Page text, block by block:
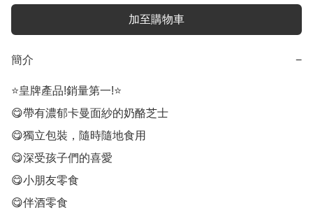
加至購物車
簡介 −
⭐皇牌產品!銷量第一!⭐
😋帶有濃郁卡曼面紗的奶酪芝士
😋獨立包裝，隨時隨地食用
😋深受孩子們的喜愛
😋小朋友零食
😋伴酒零食